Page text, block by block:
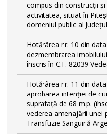
compus din construcții
activitatea, situat în
domeniul public al
Hotărârea nr. 10 din
dezmembrarea
înscris în C.F. 82039
Hotărârea nr. 11 din
aprobarea intenției de
suprafață de 68 m.p.
vederea amenajării unei
Transfuzie Sanguină